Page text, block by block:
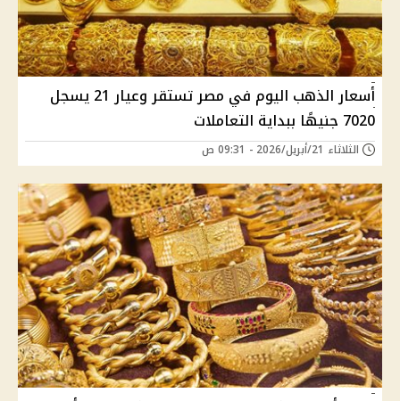
أسعار الذهب اليوم في مصر تستقر وعيار 21 يسجل
7020 جنيهًا ببداية التعاملات
الثلاثاء 21/أبريل/2026 - 09:31 ص